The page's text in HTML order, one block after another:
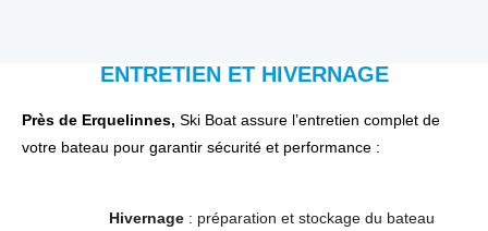
ENTRETIEN ET HIVERNAGE
Près de Erquelinnes, Ski Boat assure l’entretien complet de
votre bateau pour garantir sécurité et performance :
Hivernage : préparation et stockage du bateau